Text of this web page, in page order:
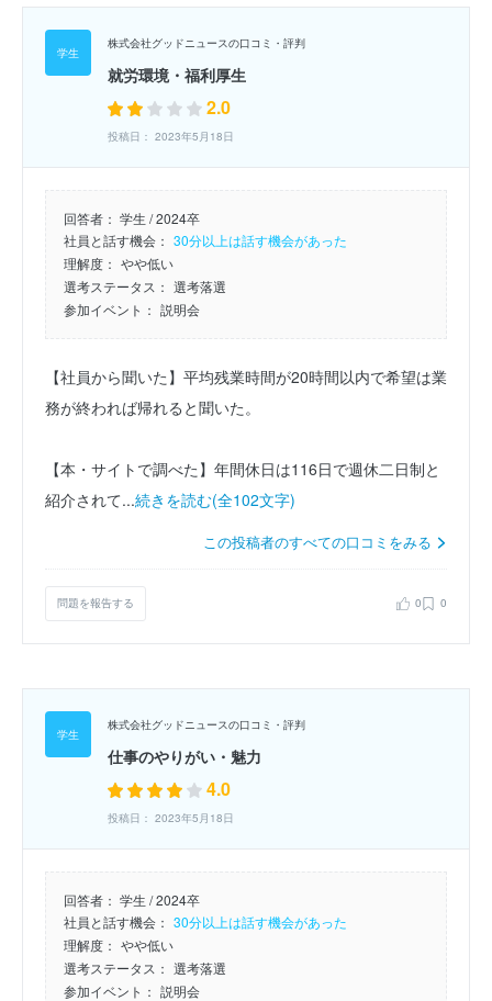
株式会社グッドニュースの口コミ・評判
就労環境・福利厚生
2.0
投稿日： 2023年5月18日
回答者： 学生 / 2024卒
社員と話す機会： 30分以上は話す機会があった
理解度： やや低い
選考ステータス： 選考落選
参加イベント： 説明会
【社員から聞いた】平均残業時間が20時間以内で希望は業
務が終われば帰れると聞いた。
【本・サイトで調べた】年間休日は116日で週休二日制と
紹介されて...続きを読む(全102文字)
この投稿者のすべての口コミをみる
問題を報告する 0 0
株式会社グッドニュースの口コミ・評判
仕事のやりがい・魅力
4.0
投稿日： 2023年5月18日
回答者： 学生 / 2024卒
社員と話す機会： 30分以上は話す機会があった
理解度： やや低い
選考ステータス： 選考落選
参加イベント： 説明会